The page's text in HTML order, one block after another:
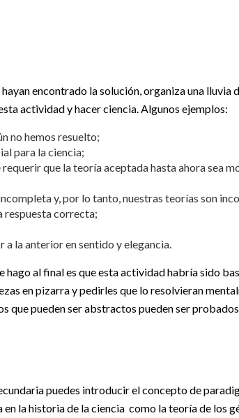
encontrado la solución, organiza una lluvia
actividad y hacer ciencia. Algunos ejemplos:
no hemos resuelto;
para la ciencia;
que la teoría aceptada hasta ahora sea
y, por lo tanto, nuestras teorías son
respuesta correcta;
a la anterior en sentido y elegancia.
hago al final es que esta actividad habría sido
en pizarra y pedirles que lo resolvieran
que pueden ser abstractos pueden ser
puedes introducir el concepto de
la historia de la ciencia como la teoría de los